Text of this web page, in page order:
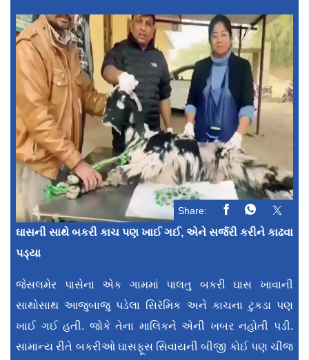
Share:
ઘાસની સાથે બકરી કાચ પણ ખાઈ ગઈ, એને સર્જરી કરીને કાઢવા
પડ્યા
જેસલમેર પાસેના એક ગામમાં પાલતુ બકરી ઘાસ ખાવાની
સાથોસાથ આજુબાજુ પડેલા સિરૅમિક અને કાચના ટુકડા પણ
ખાઈ ગઈ હતી. જોકે તેના માલિકને એની ખબર નહોતી પડી.
સામાન્ય રીતે બકરીઓ ઘાસફૂસ સિવાયની બીજી કોઈ પણ ચીજ